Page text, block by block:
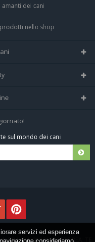
dei cani
prodotti nello shop
sul mondo dei cani
S.R.L. P.I. 01821400676 REA: TE
servizi ed esperienza